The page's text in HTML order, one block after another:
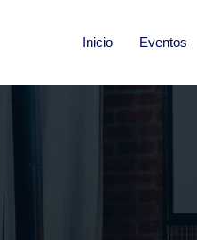
Inicio Eventos